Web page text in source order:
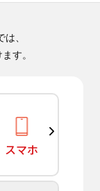
、
す。
スマホ